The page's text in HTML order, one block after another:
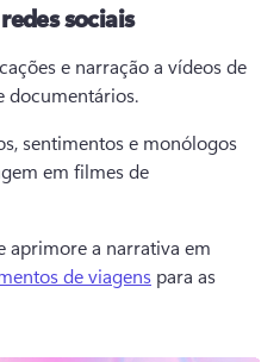
sociais
e narração a vídeos de
documentários.
sentimentos e monólogos
em filmes de
aprimore a narrativa em
de viagens para as